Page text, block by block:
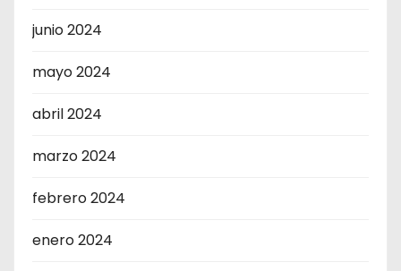
junio 2024
mayo 2024
abril 2024
marzo 2024
febrero 2024
enero 2024